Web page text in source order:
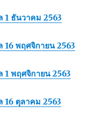
1 ธันวาคม 2563
16 พฤศจิกายน 2563
1 พฤศจิกายน 2563
16 ตุลาคม 2563